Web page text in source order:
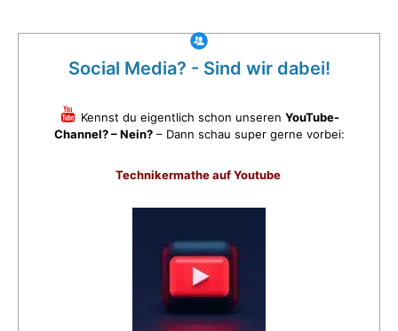
Social Media? - Sind wir dabei!
Kennst du eigentlich schon unseren YouTube-
Channel? – Nein?– Dann schau super gerne vorbei:
Technikermathe auf Youtube